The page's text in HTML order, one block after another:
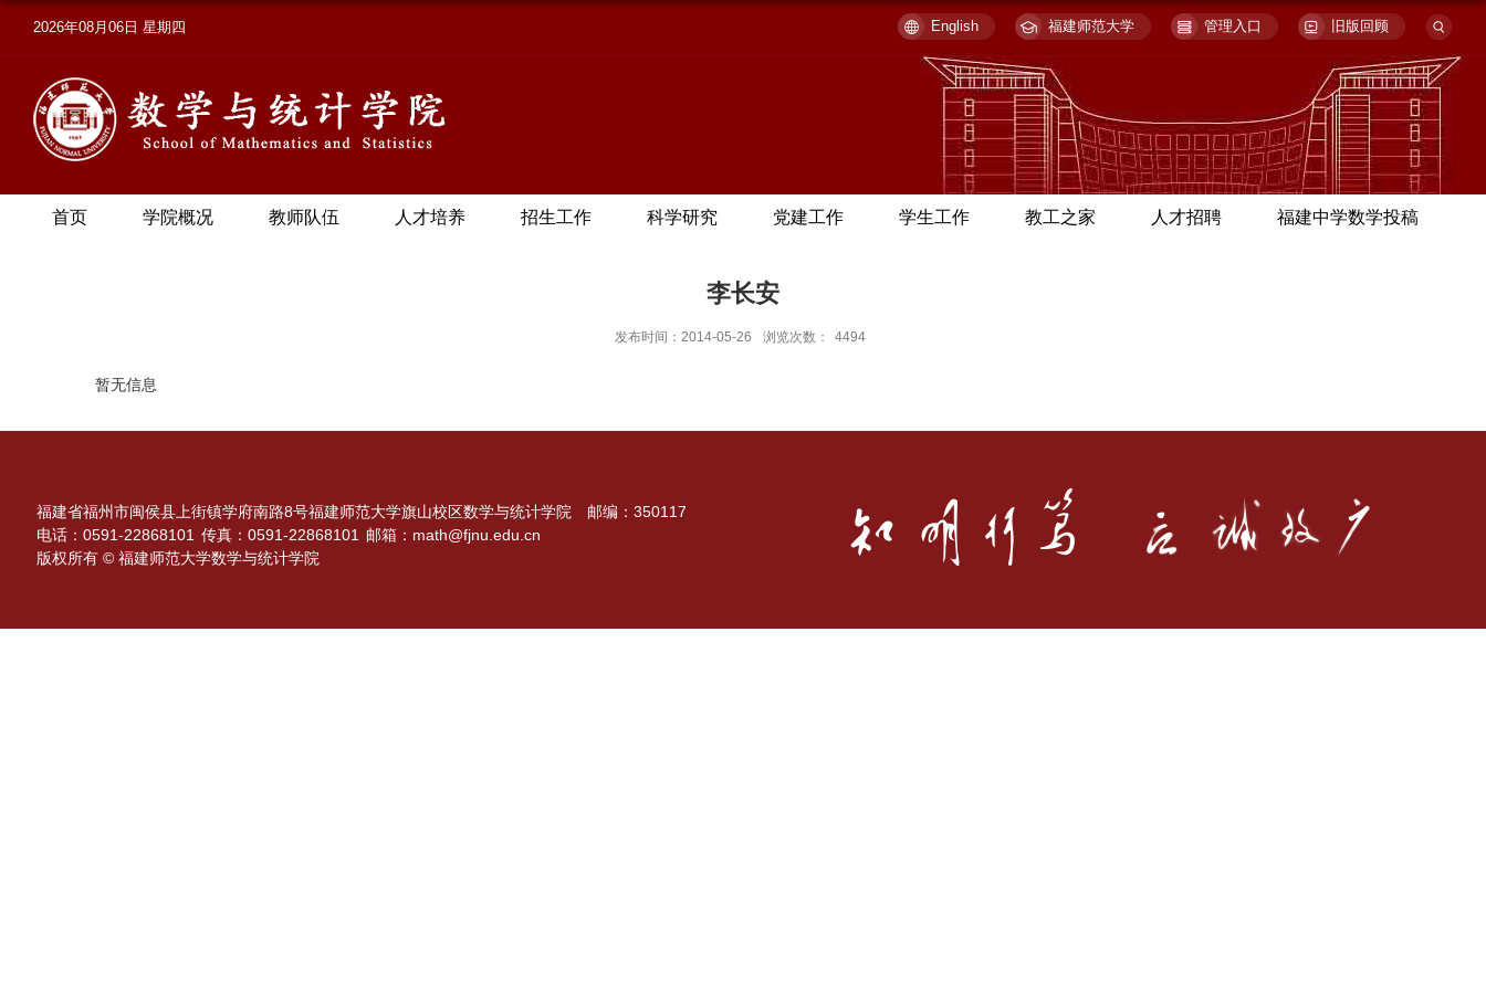
2026年08月06日 星期四 English 福建师范大学 管理入口 旧版回顾
首页 学院概况 教师队伍 人才培养 招生工作 科学研究 党建工作 学生工作 教工之家 人才招聘 福建中学数学投稿
李长安
发布时间：2014-05-26 浏览次数： 4494
暂无信息
福建省福州市闽侯县上街镇学府南路8号福建师范大学旗山校区数学与统计学院 邮编：350117
电话：0591-22868101 传真：0591-22868101
邮箱：math@fjnu.edu.cn
版权所有 © 福建师范大学数学与统计学院